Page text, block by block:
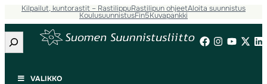
Kilpailut, kuntorastit – RastilippuRastilipun ohjeetAloita suunnistus
KoulusuunnistusFin5Kuvapankki
Etsi
VALIKKO